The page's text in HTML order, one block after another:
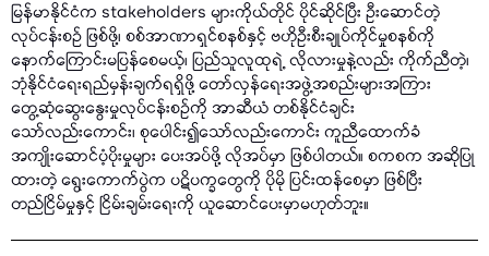
မြန်မာနိုင်ငံက stakeholders များကိုယ်တိုင် ပိုင်ဆိုင်ပြီး ဦးဆောင်တဲ့
လုပ်ငန်းစဉ် ဖြစ်ဖို့၊ စစ်အာဏာရှင်စနစ်နှင့် ဗဟိုဦးစီးချုပ်ကိုင်မှုစနစ်ကို
နောက်ကြောင်းမပြန်စေမယ့်၊ ပြည်သူလူထုရဲ့ လိုလားမှုနဲ့လည်း ကိုက်ညီတဲ့၊
ဘုံနိုင်ငံရေးရည်မှန်းချက်ရရှိဖို့ တော်လှန်ရေးအဖွဲ့အစည်းများအကြား
တွေ့ဆုံဆွေးနွေးမှုလုပ်ငန်းစဥ်ကို အာဆီယံ တစ်နိုင်ငံချင်း
သော်လည်းကောင်း၊ စုပေါင်း၍သော်လည်းကောင်း ကူညီထောက်ခံ
အကျိုးဆောင်ပံ့ပိုးမှုများ ပေးအပ်ဖို့ လိုအပ်မှာ ဖြစ်ပါတယ်။ စကစက အဆိုပြု
ထားတဲ့ ရွေးကောက်ပွဲက ပဋိပက္ခတွေကို ပိုမို ပြင်းထန်စေမှာ ဖြစ်ပြီး
တည်ငြိမ်မှုနှင့် ငြိမ်းချမ်းရေးကို ယူဆောင်ပေးမှာမဟုတ်ဘူး။